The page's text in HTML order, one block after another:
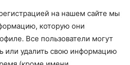
на нашем сайте мы
которую они
Все пользователи могут
или удалить свою информацию